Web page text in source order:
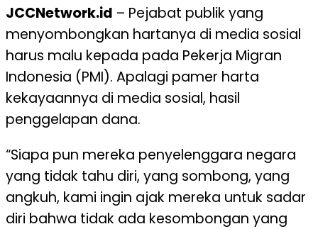
JCCNetwork.id – Pejabat publik yang
menyombongkan hartanya di media sosial
harus malu kepada pada Pekerja Migran
Indonesia (PMI). Apalagi pamer harta
kekayaannya di media sosial, hasil
penggelapan dana.
“Siapa pun mereka penyelenggara negara
yang tidak tahu diri, yang sombong, yang
angkuh, kami ingin ajak mereka untuk sadar
diri bahwa tidak ada kesombongan yang